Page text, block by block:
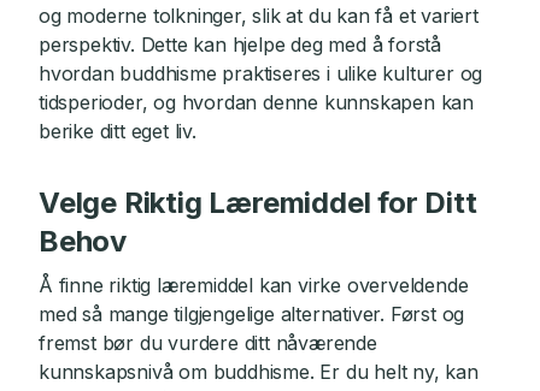
og moderne tolkninger, slik at du kan få et variert
perspektiv. Dette kan hjelpe deg med å forstå
hvordan buddhisme praktiseres i ulike kulturer og
tidsperioder, og hvordan denne kunnskapen kan
berike ditt eget liv.
Velge Riktig Læremiddel for Ditt
Behov
Å finne riktig læremiddel kan virke overveldende
med så mange tilgjengelige alternativer. Først og
fremst bør du vurdere ditt nåværende
kunnskapsnivå om buddhisme. Er du helt ny, kan